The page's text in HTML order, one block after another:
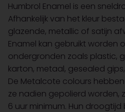
Humbrol Enamel is een
Afhankelijk van het kleur
glazende, metallic of satijn
Enamel kan gebruikt worden
ondergronden zoals plastic,
karton, metaal, gesealed
De Metalcote colours
ze nadien gepolierd worden,
6 uur minimum. Hun